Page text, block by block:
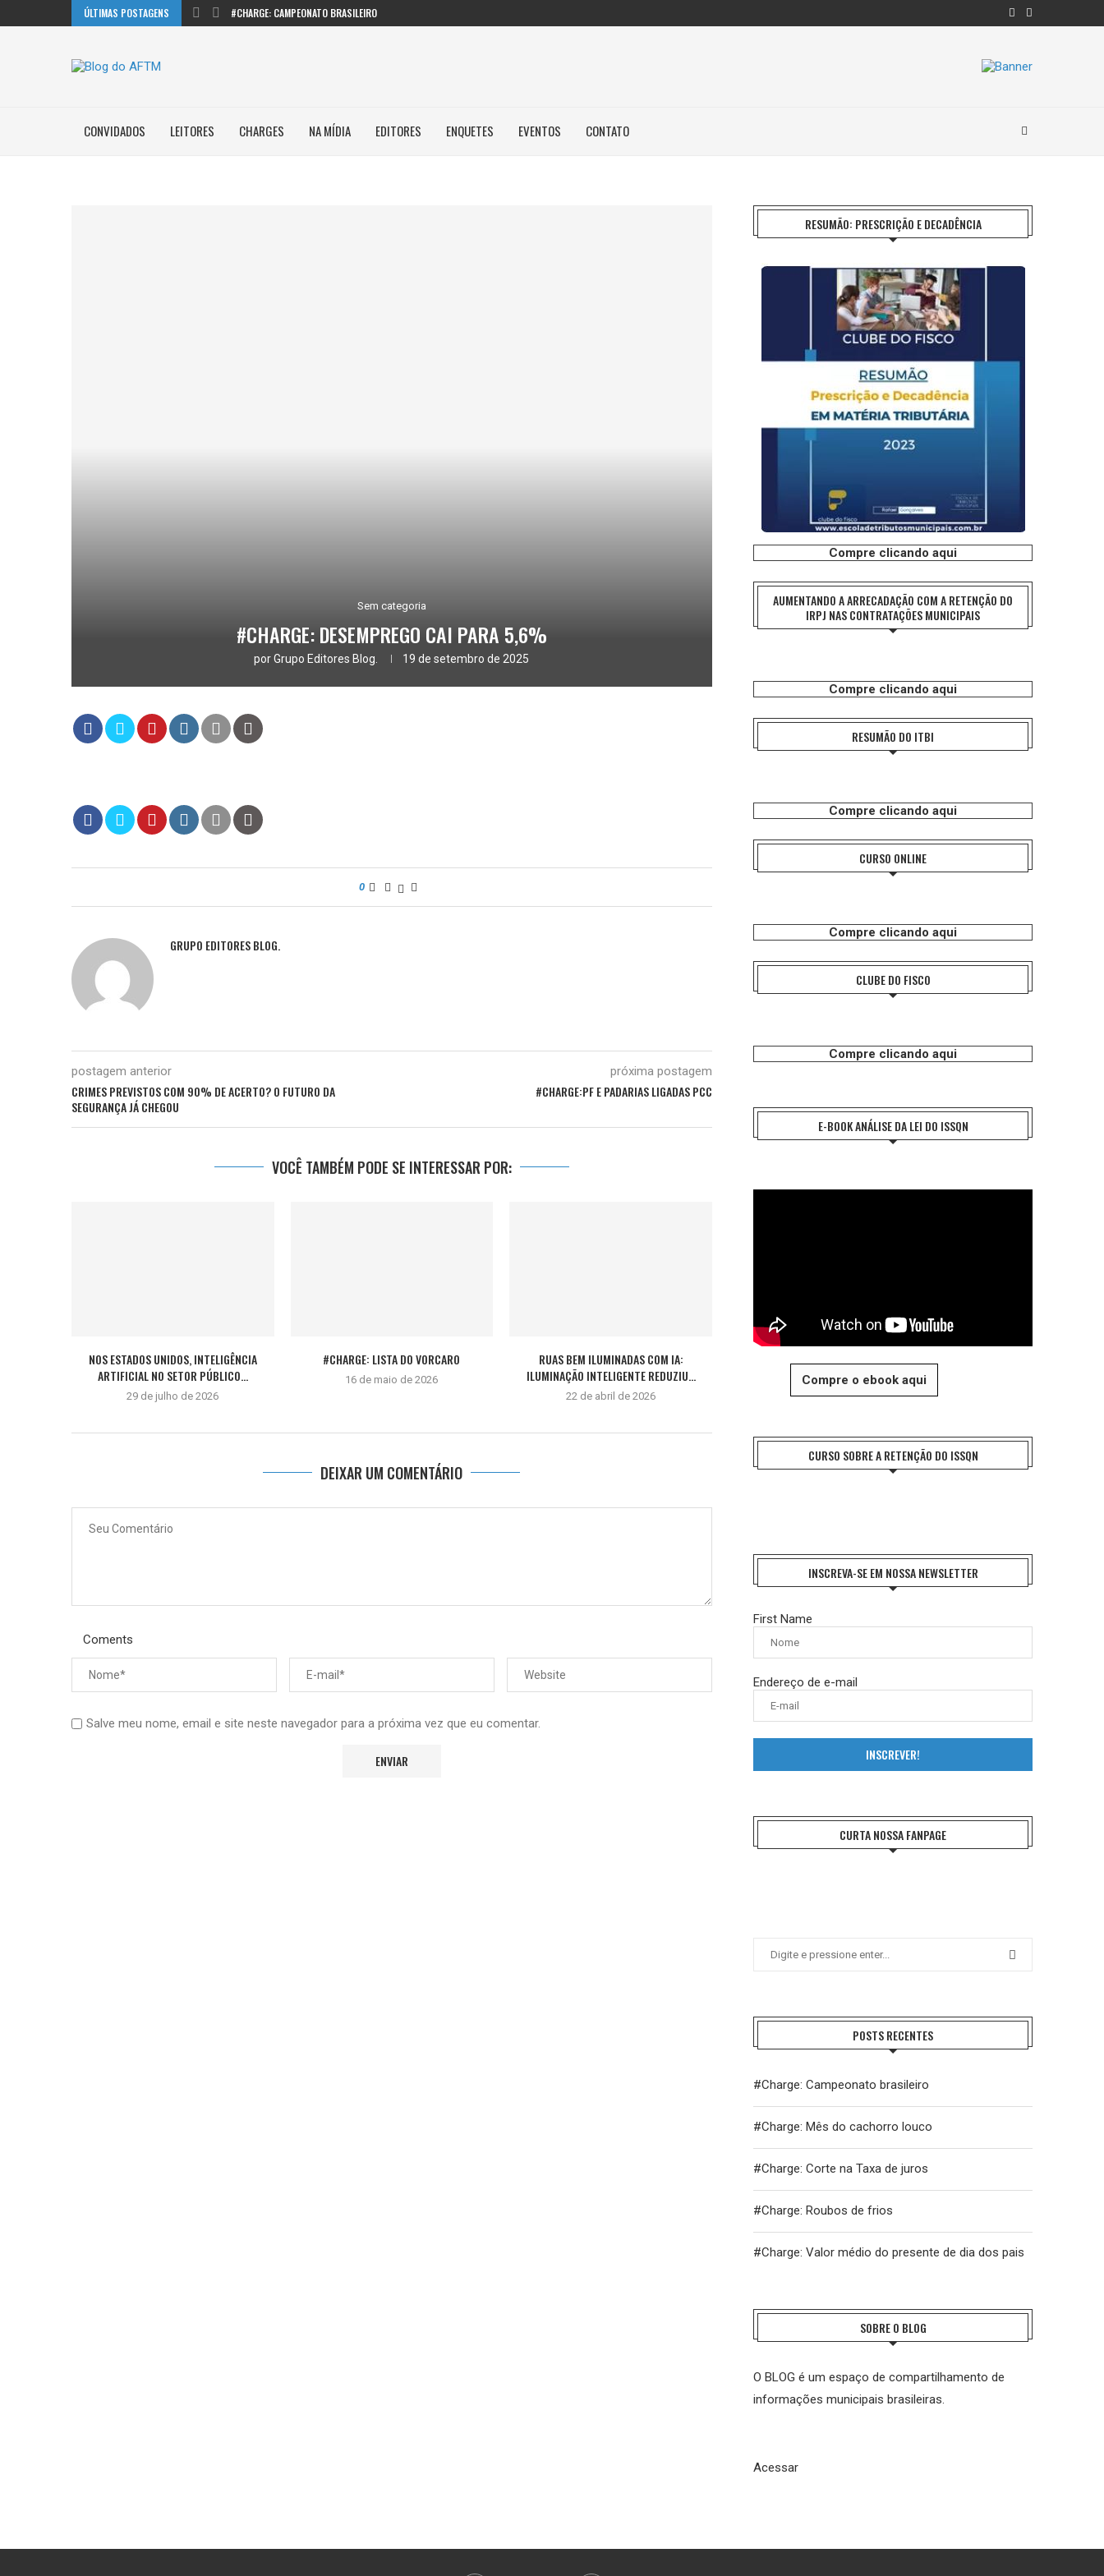
ÚLTIMAS POSTAGENS #CHARGE: CAMPEONATO BRASILEIRO
CONVIDADOS LEITORES CHARGES NA MÍDIA EDITORES ENQUETES EVENTOS CONTATO
Sem categoria
#CHARGE: DESEMPREGO CAI PARA 5,6%
porGrupo Editores Blog. 19 de setembro de 2025
0
GRUPO EDITORES BLOG.
postagem anterior
CRIMES PREVISTOS COM 90% DE ACERTO? O FUTURO DA
SEGURANÇA JÁ CHEGOU
próxima postagem
#CHARGE:PF E PADARIAS LIGADAS PCC
VOCÊ TAMBÉM PODE SE INTERESSAR POR:
NOS ESTADOS UNIDOS, INTELIGÊNCIA
ARTIFICIAL NO SETOR PÚBLICO...
29 de julho de 2026
#CHARGE: LISTA DO VORCARO
16 de maio de 2026
RUAS BEM ILUMINADAS COM IA:
ILUMINAÇÃO INTELIGENTE REDUZIU...
22 de abril de 2026
DEIXAR UM COMENTÁRIO
Coments
Salve meu nome, email e site neste navegador para a próxima vez que eu comentar.
RESUMÃO: PRESCRIÇÃO E DECADÊNCIA
Compre clicando aqui
AUMENTANDO A ARRECADAÇÃO COM A RETENÇÃO DO
IRPJ NAS CONTRATAÇÕES MUNICIPAIS
Compre clicando aqui
RESUMÃO DO ITBI
Compre clicando aqui
CURSO ONLINE
Compre clicando aqui
CLUBE DO FISCO
Compre clicando aqui
E-BOOK ANÁLISE DA LEI DO ISSQN
Compre o ebook aqui
CURSO SOBRE A RETENÇÃO DO ISSQN
INSCREVA-SE EM NOSSA NEWSLETTER
First Name
Endereço de e-mail
INSCREVER!
CURTA NOSSA FANPAGE
POSTS RECENTES
#Charge: Campeonato brasileiro
#Charge: Mês do cachorro louco
#Charge: Corte na Taxa de juros
#Charge: Roubos de frios
#Charge: Valor médio do presente de dia dos pais
SOBRE O BLOG
O BLOG é um espaço de compartilhamento de
informações municipais brasileiras.
Acessar